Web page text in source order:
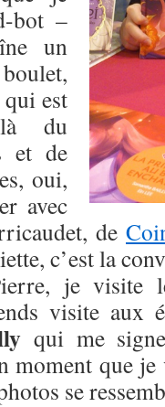
bot –
un
est
du
et de
oui,
avec
de
c’est la
je visite
visite aux
qui me
moment que
se